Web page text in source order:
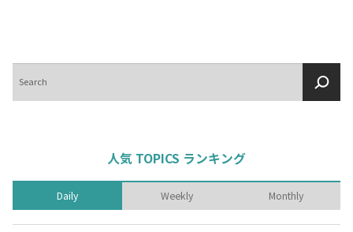
お問合せ バー＆レストラン
索
人気 TOPICS ランキング
Daily Weekly Monthly